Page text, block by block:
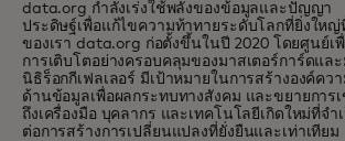
data.org กำลังเร่งใช้พลังของข้อมูลและปัญญา
ประดิษฐ์เพื่อแก้ไขความท้าทายระดับโลกที่ยิ่งใหญ่
ของเรา data.org ก่อตั้งขึ้นในปี 2020 โดยศูนย์เ
การเติบโตอย่างครอบคลุมของมาสเตอร์การ์ดแล
นิธิร็อกกีเฟลเลอร์ มีเป้าหมายในการสร้างองค์คว
ด้านข้อมูลเพื่อผลกระทบทางสังคม และขยายการเ
ถึงเครื่องมือ บุคลากร และเทคโนโลยีเกิดใหม่ที่จำ
ต่อการสร้างการเปลี่ยนแปลงที่ยั่งยืนและเท่าเทียม